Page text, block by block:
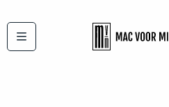
Bij
Labels: